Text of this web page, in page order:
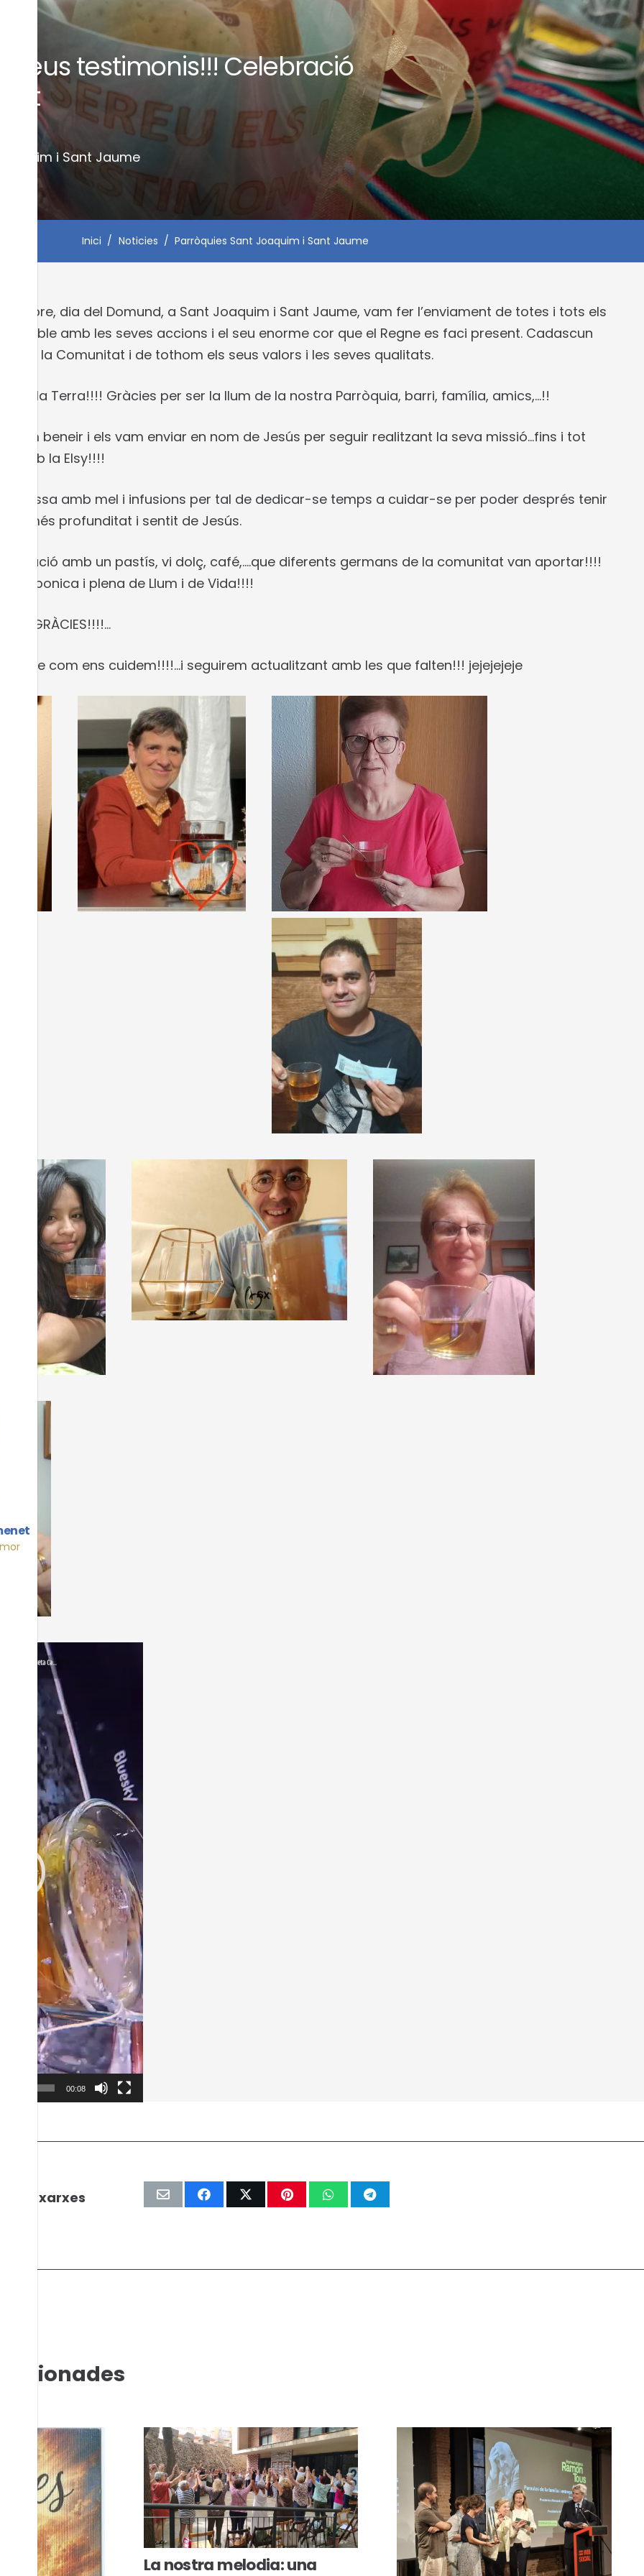
meus testimonis!!! Celebració
i Sant Jaume
Inici / Noticies / Parròquies Sant Joaquim i Sant Jaume
dia del Domund, a Sant Joaquim i Sant Jaume, vam fer l’enviament de totes i tots els
possible amb les seves accions i el seu enorme cor que el Regne es faci present. Cadascun
de la Comunitat i de tothom els seus valors i les seves qualitats.
de la Terra!!!! Gràcies per ser la llum de la nostra Parròquia, barri, família, amics,…!!
vam beneir i els vam enviar en nom de Jesús per seguir realitzant la seva missió…fins i tot
amb la Elsy!!!!
tassa amb mel i infusions per tal de dedicar-se temps a cuidar-se per poder després tenir
més profunditat i sentit de Jesús.
amb un pastís, vi dolç, café,….que diferents germans de la comunitat van aportar!!!!
més bonica i plena de Llum i de Vida!!!!
GRÀCIES!!!!…
de com ens cuidem!!!!…i seguirem actualitzant amb les que falten!!! jejejejeje
00:08
les xarxes
La nostra melodia: una